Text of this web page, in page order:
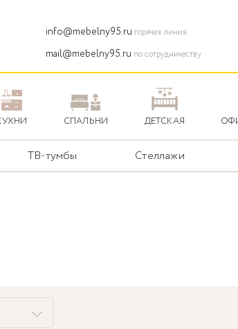
info@mebelny95.ru горячая линия
mail@mebelny95.ru по сотрудничеству
СПАЛЬНИ ДЕТСКАЯ
ТВ-тумбы Стеллажи